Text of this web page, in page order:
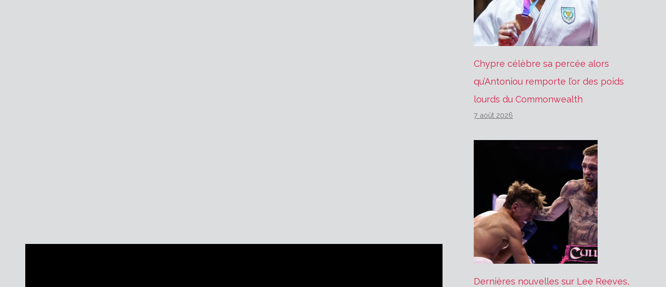
Chypre célèbre sa percée alors
qu’Antoniou remporte l’or des poids
lourds du Commonwealth
7 août 2026
Dernières nouvelles sur Lee Reeves,